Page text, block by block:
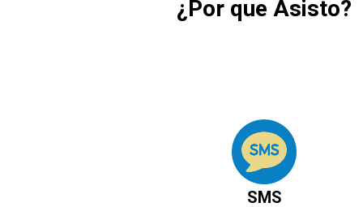
¿Por que Asisto?
SMS